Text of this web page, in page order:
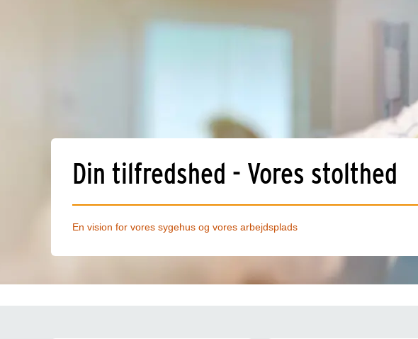
Din tilfredshed - Vores stolthed
En vision for vores sygehus og vores arbejdsplads